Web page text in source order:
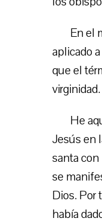
En el
aplicado
que el
virginidad.
He
Jesús en
santa
se
Dios. Por
había